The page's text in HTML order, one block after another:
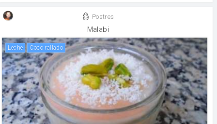
Postres
Malabi
leche Coco rallado